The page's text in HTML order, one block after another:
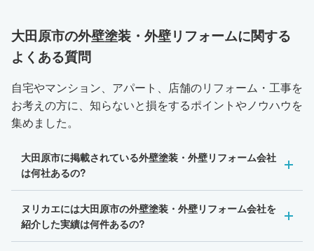
大田原市の外壁塗装・外壁リフォームに関する
よくある質問
自宅やマンション、アパート、店舗のリフォーム・工事を
お考えの方に、知らないと損をするポイントやノウハウを
集めました。
大田原市に掲載されている外壁塗装・外壁リフォーム会社
は何社あるの?
ヌリカエには大田原市の外壁塗装・外壁リフォーム会社を
紹介した実績は何件あるの?